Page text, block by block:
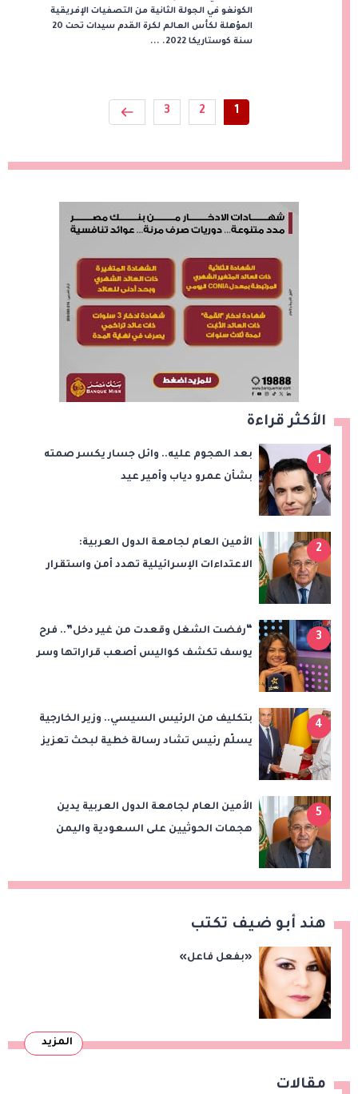
الكونغو في الجولة الثانية من التصفيات الإفريقية
المؤهلة لكأس العالم لكرة القدم سيدات تحت 20
سنة كوستاريكا 2022. ...
1
2
3
الأكثر قراءة
1
بعد الهجوم عليه.. وائل جسار يكسر صمته
بشأن عمرو دياب وأمير عيد
2
الأمين العام لجامعة الدول العربية:
الاعتداءات الإسرائيلية تهدد أمن واستقرار
3
“رفضت الشغل وقعدت من غير دخل”.. فرح
يوسف تكشف كواليس أصعب قراراتها وسر
4
بتكليف من الرئيس السيسي.. وزير الخارجية
يسلّم رئيس تشاد رسالة خطية لبحث تعزيز
5
الأمين العام لجامعة الدول العربية يدين
هجمات الحوثيين على السعودية واليمن
هند أبو ضيف تكتب
«بفعل فاعل»
المزيد
مقالات